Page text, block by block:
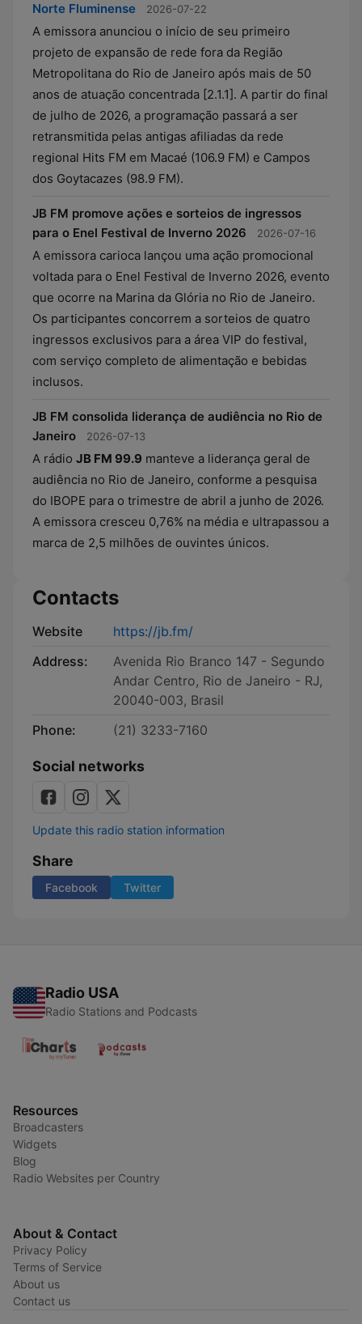
Norte Fluminense
2026-07-22
A emissora anunciou o início de seu primeiro
projeto de expansão de rede fora da Região
Metropolitana do Rio de Janeiro após mais de 50
anos de atuação concentrada [2.1.1]. A partir do final
de julho de 2026, a programação passará a ser
retransmitida pelas antigas afiliadas da rede
regional Hits FM em Macaé (106.9 FM) e Campos
dos Goytacazes (98.9 FM).
JB FM promove ações e sorteios de ingressos
para o Enel Festival de Inverno 2026
2026-07-16
A emissora carioca lançou uma ação promocional
voltada para o Enel Festival de Inverno 2026, evento
que ocorre na Marina da Glória no Rio de Janeiro.
Os participantes concorrem a sorteios de quatro
ingressos exclusivos para a área VIP do festival,
com serviço completo de alimentação e bebidas
inclusos.
JB FM consolida liderança de audiência no Rio de
Janeiro
2026-07-13
A rádio JB FM 99.9 manteve a liderança geral de
audiência no Rio de Janeiro, conforme a pesquisa
do IBOPE para o trimestre de abril a junho de 2026.
A emissora cresceu 0,76% na média e ultrapassou a
marca de 2,5 milhões de ouvintes únicos.
Contacts
Website
https://jb.fm/
Address:
Avenida Rio Branco 147 - Segundo
Andar Centro, Rio de Janeiro - RJ,
20040-003, Brasil
Phone:
(21) 3233-7160
Social networks
Update this radio station information
Share
Facebook Twitter
Radio USA
Radio Stations and Podcasts
Resources
Broadcasters
Widgets
Blog
Radio Websites per Country
About & Contact
Privacy Policy
Terms of Service
About us
Contact us